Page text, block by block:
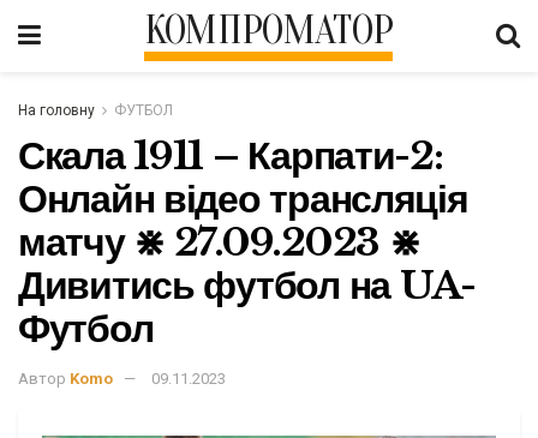
КОМПРОМАТОР
На головну ФУТБОЛ
Скала 1911 – Карпати-2:
Онлайн відео трансляція
матчу ⋇ 27.09.2023 ⋇
Дивитись футбол на UA-
Футбол
Автор Komo 09.11.2023